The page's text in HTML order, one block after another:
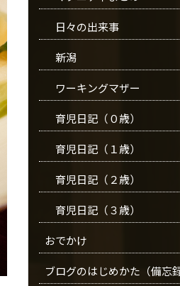
日々の出来事
新潟
ワーキングマザー
育児日記（０歳）
育児日記（１歳）
育児日記（２歳）
育児日記（３歳）
おでかけ
ブログのはじめかた（備忘録